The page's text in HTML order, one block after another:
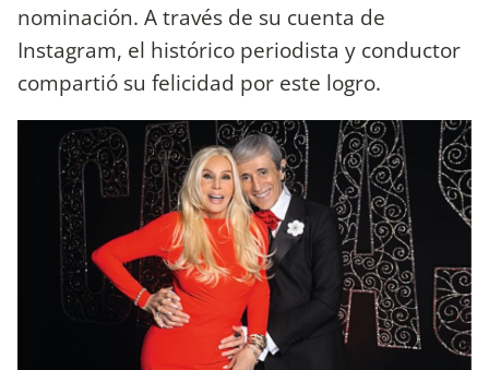
nominación. A través de su cuenta de
Instagram, el histórico periodista y conductor
compartió su felicidad por este logro.